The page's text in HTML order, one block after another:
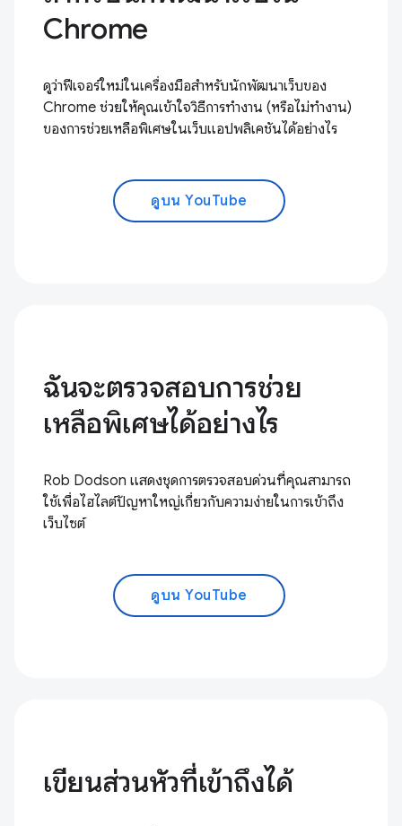
Chrome
ดูว่าฟีเจอร์ใหม่ในเครื่องมือสำหรับนักพัฒนาเว็บของ
Chrome ช่วยให้คุณเข้าใจวิธีการทํางาน (หรือไม่ทํางาน)
ของการช่วยเหลือพิเศษในเว็บแอปพลิเคชันได้อย่างไร
ดูบน YouTube
ฉันจะตรวจสอบการช่วย
เหลือพิเศษได้อย่างไร
Rob Dodson แสดงชุดการตรวจสอบด่วนที่คุณสามารถ
ใช้เพื่อไฮไลต์ปัญหาใหญ่เกี่ยวกับความง่ายในการเข้าถึง
เว็บไซต์
ดูบน YouTube
เขียนส่วนหัวที่เข้าถึงได้